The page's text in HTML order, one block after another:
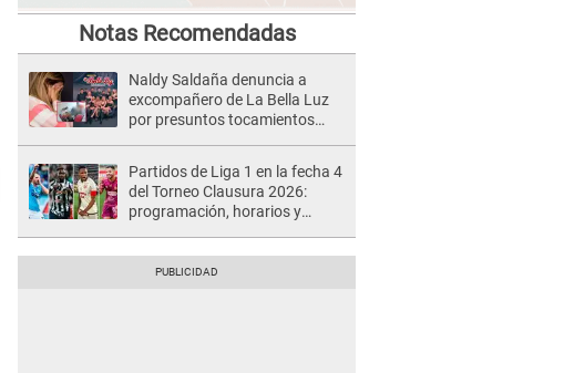
Notas Recomendadas
Naldy Saldaña denuncia a
excompañero de La Bella Luz
por presuntos tocamientos
Partidos de Liga 1 en la fecha 4
del Torneo Clausura 2026:
programación, horarios y